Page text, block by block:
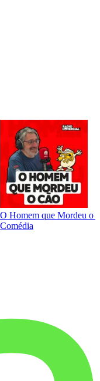
O Homem que Mordeu o
Comédia